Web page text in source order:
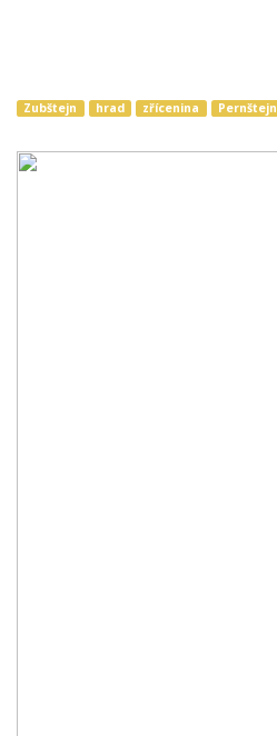
Zubštejn hrad zřícenina Pernštejn